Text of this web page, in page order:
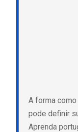
A forma
pode definir
Aprenda